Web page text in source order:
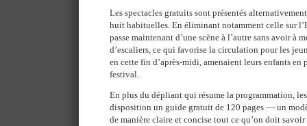
Les spectacles gratuits sont présentés
huit habituelles. En éliminant notamment celle sur
passe maintenant d’une scène à l’autre sans avoir à
d’escaliers, ce qui favorise la circulation pour les
en cette fin d’après-midi, amenaient leurs enfants en
festival.
En plus du dépliant qui résume la programmation,
disposition un guide gratuit de 120 pages — un
de manière claire et concise tout ce qu’on doit